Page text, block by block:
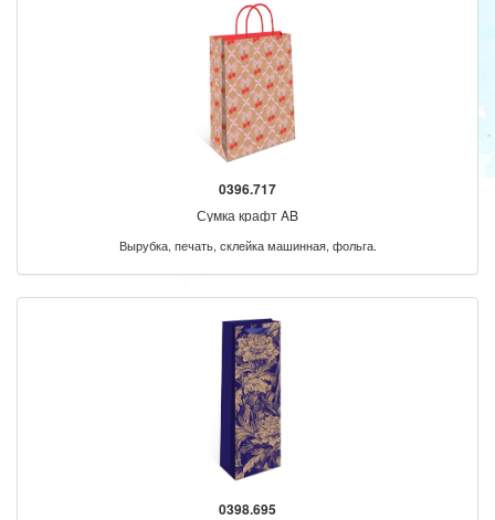
0396.717
Сумка крафт AB
Вырубка, печать, склейка машинная, фольга.
0398.695